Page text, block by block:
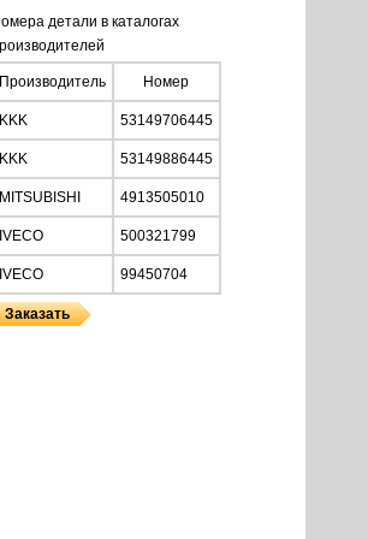
детали в каталогах
Производитель Номер
KKK 53149706445
KKK 53149886445
MITSUBISHI 4913505010
IVECO 500321799
IVECO 99450704